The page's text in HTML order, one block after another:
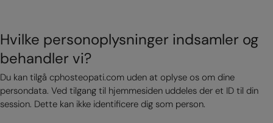
Hvilke personoplysninger indsamler og
behandler vi?
Du kan tilgå cphosteopati.com uden at oplyse os om dine
persondata. Ved tilgang til hjemmesiden uddeles der et ID til din
session. Dette kan ikke identificere dig som person.